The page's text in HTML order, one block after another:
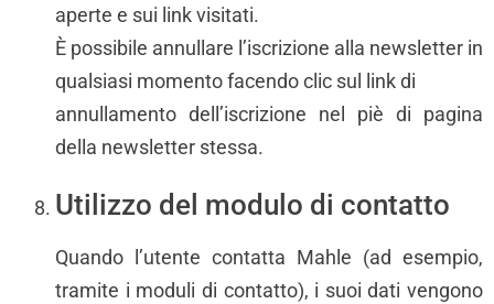
aperte e sui link visitati.
È possibile annullare l’iscrizione alla newsletter in
qualsiasi momento facendo clic sul link di
annullamento dell’iscrizione nel piè di pagina
della newsletter stessa.
Utilizzo del modulo di contatto
Quando l’utente contatta Mahle (ad esempio,
tramite i moduli di contatto), i suoi dati vengono